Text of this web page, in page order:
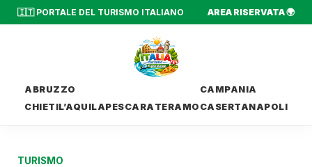
🇮🇹 PORTALE DEL TURISMO ITALIANO AREA RISERVATA 🌍
ABRUZZO
CHIETIL’AQUILAPESCARA TERAMO
CAMPANIA
CASERTANAPOLI
TURISMO